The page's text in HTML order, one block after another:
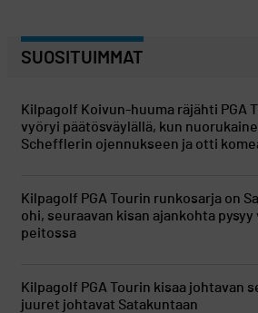
SUOSITUIMMAT
Kilpagolf Koivun-huuma räjähti PGA
vyöryi päätösväylällä, kun
Schefflerin ojennukseen ja otti
Kilpagolf PGA Tourin runkosarja on
ohi, seuraavan kisan ajankohta pysyy
peitossa
Kilpagolf PGA Tourin kisaa johtavan
juuret johtavat Satakuntaan